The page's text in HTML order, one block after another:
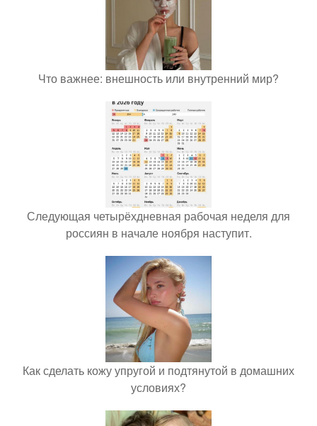
Что важнее: внешность или внутренний мир?
Следующая четырёхдневная рабочая неделя для
россиян в начале ноября наступит.
Как сделать кожу упругой и подтянутой в домашних
условиях?